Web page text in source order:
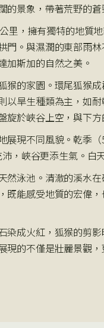
的景象，帶著荒野的蒼
里，擁有獨特的地質
門。與濕潤的東部雨
加斯加的自然之美。
猴的家園。環尾狐猴
以旱生種類為主，如
旋於峽谷上空，與下方
展現不同風貌。乾季
沛，峽谷更添生氣。
然泳池。清澈的溪水
既能感受地質的宏偉
染成火紅，狐猴的剪
現的不僅是壯麗景觀